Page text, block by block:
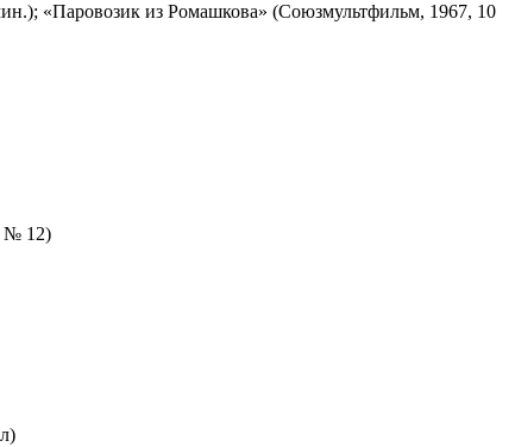
«Паровозик из Ромашкова» (Союзмультфильм, 1967, 10
№ 12)